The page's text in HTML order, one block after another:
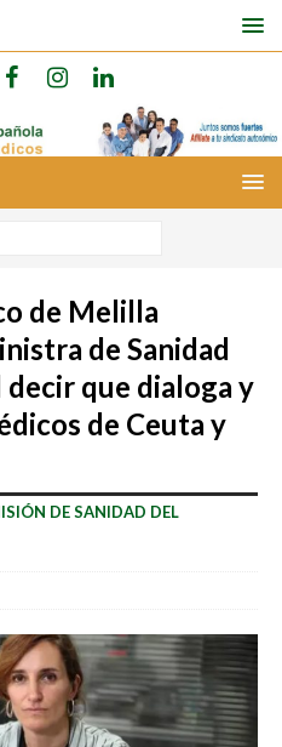
de Melilla
de Sanidad
que dialoga y
de Ceuta y
DE SANIDAD DEL